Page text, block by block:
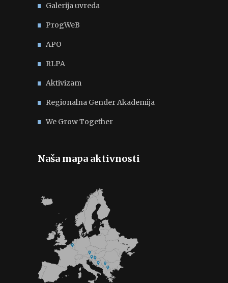
Galerija uvreda
ProgWeB
APO
RLPA
Aktivizam
Regionalna Gender Akademija
We Grow Together
Naša mapa aktivnosti